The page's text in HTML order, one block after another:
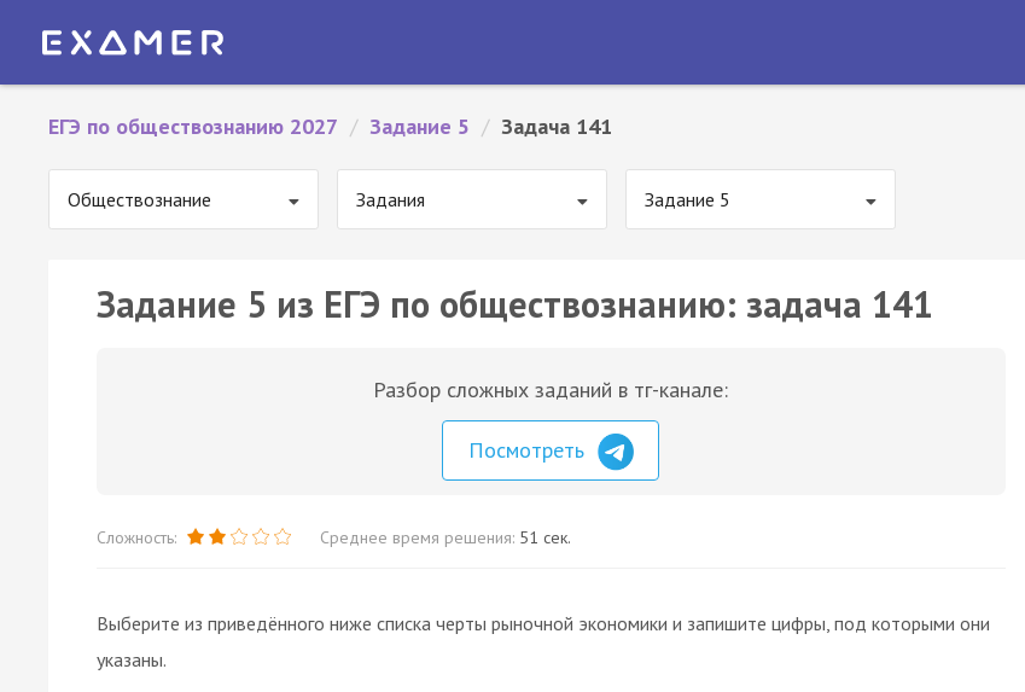
ЕГЭ по обществознанию 2027 / Задание 5 / Задача 141
Обществознание Задания Задание 5
Задание 5 из ЕГЭ по обществознанию: задача 141
Разбор сложных заданий в тг-канале:
Посмотреть
Сложность: Среднее время решения: 51 сек.
Выберите из приведённого ниже списка черты рыночной экономики и запишите цифры, под которыми они
указаны.